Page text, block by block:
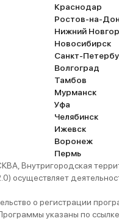
Краснодар
Ростов-на-
Нижний
Новосибирск
Санкт-
Волгоград
Тамбов
Мурманск
Уфа
Челябинск
Ижевск
Воронеж
Пермь
Внутригородская
о регистрации
указаны по